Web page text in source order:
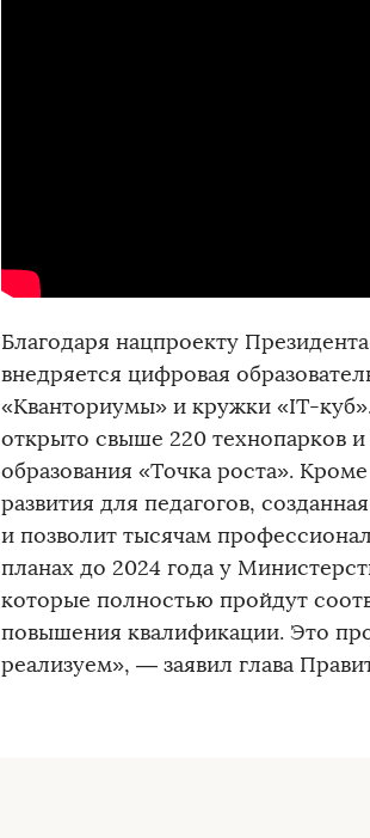
Благодаря нацпроекту
внедряется цифровая
«Кванториумы» и кружки «IT-
открыто свыше 220 технопарков
образования «Точка роста».
развития для педагогов,
и позволит тысячам
планах до 2024 года у
которые полностью пройдут
повышения квалификации. Это
реализуем», — заявил глава